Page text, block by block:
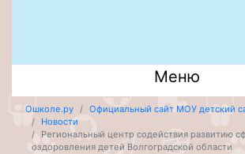
Меню
Ошколе.ру
Официальный сайт МОУ детский
Новости
Региональный центр содействия развитию
оздоровления детей Волгоградской области